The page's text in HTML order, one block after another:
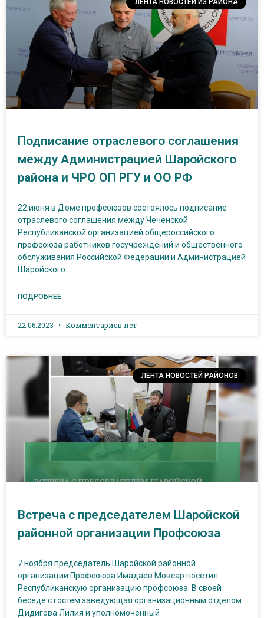
ЛЕНТА НОВОСТЕЙ ИЗ РАЙОНА
Подписание отраслевого соглашения
между Администрацией Шаройского
района и ЧРО ОП РГУ и ОО РФ
22 июня в Доме профсоюзов состоялось подписание
отраслевого соглашения между Чеченской
Республиканской организацией общероссийского
профсоюза работников госучреждений и общественного
обслуживания Российской Федерации и Администрацией
Шаройского
ПОДРОБНЕЕ
22.06.2023 Комментариев нет
ЛЕНТА НОВОСТЕЙ РАЙОНОВ
Встреча с председателем Шаройской
районной организации Профсоюза
7 ноября председатель Шаройской районной
организации Профсоюза Имадаев Мовсар посетил
Республиканскую организацию профсоюза. В своей
беседе с гостем заведующая организационным отделом
Дидигова Лилия и уполномоченный